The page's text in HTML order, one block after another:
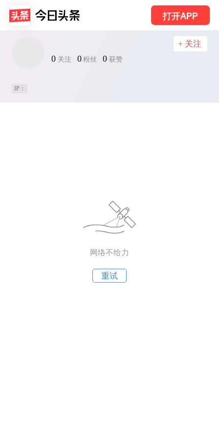
打开APP
0 关注 0 粉丝 0 获赞
+ 关注
IP：
网络不给力
重试